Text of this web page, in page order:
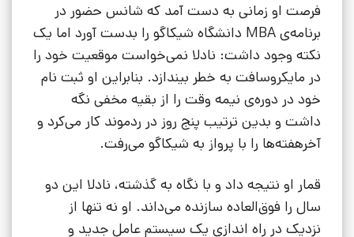
فرصت او زمانی به دست آمد که شانس حضور در
برنامه‌ی MBA دانشگاه شیکاگو را بدست آورد اما یک
نکته وجود داشت: نادلا نمی‌خواست موقعیت خود را
در مایکروسافت به خطر بیندازد. بنابراین او ثبت نام
خود در دوره‌ی نیمه وقت را از بقیه مخفی نگه
داشت و بدین ترتیب پنج روز در ردموند کار می‌کرد و
آخرهفته‌ها را با پرواز به شیکاگو می‌رفت.
قمار او نتیجه داد و با نگاه به گذشته، نادلا این دو
سال را فوق‌العاده سازنده می‌داند. او نه تنها از
نزدیک در راه اندازی یک سیستم عامل جدید و